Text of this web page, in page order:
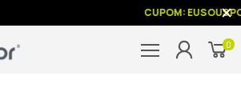
CUPOM:
0